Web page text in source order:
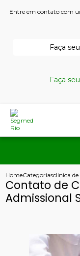
Entre em contato com
Faça
Faça
HomeCategoriasclinica
Contato de
Admissional